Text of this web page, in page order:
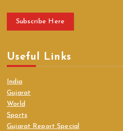
Subscribe Here
Useful Links
India
Gujarat
World
Sports
Gujarat Report Special